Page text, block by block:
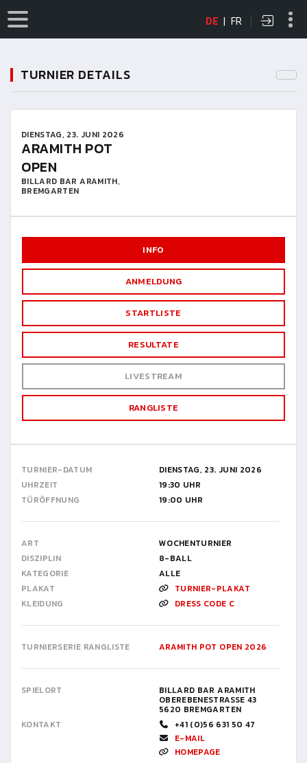
DE | FR
TURNIER DETAILS
DIENSTAG, 23. JUNI 2026
ARAMITH POT
OPEN
BILLARD BAR ARAMITH,
BREMGARTEN
INFO
ANMELDUNG
STARTLISTE
RESULTATE
LIVESTREAM
RANGLISTE
TURNIER-DATUM
DIENSTAG, 23. JUNI 2026
UHRZEIT
19:30 UHR
TÜRÖFFNUNG
19:00 UHR
ART
WOCHENTURNIER
DISZIPLIN
8-BALL
KATEGORIE
ALLE
PLAKAT
TURNIER-PLAKAT
KLEIDUNG
DRESS CODE C
TURNIERSERIE RANGLISTE ARAMITH POT OPEN 2026
SPIELORT BILLARD BAR ARAMITH
OBEREBENESTRASSE 43
5620 BREMGARTEN
KONTAKT
+41 (0)56 631 50 47
E-MAIL
HOMEPAGE